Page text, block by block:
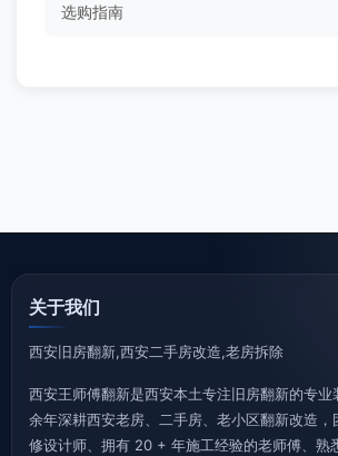
选购指南
关于我们
西安旧房翻新,西安二手房改造,老房拆除
西安王师傅翻新是西安本土专注旧房翻新的专
余年深耕西安老房、二手房、老小区翻新改造，
修设计师、拥有 20 + 年施工经验的老师傅、熟